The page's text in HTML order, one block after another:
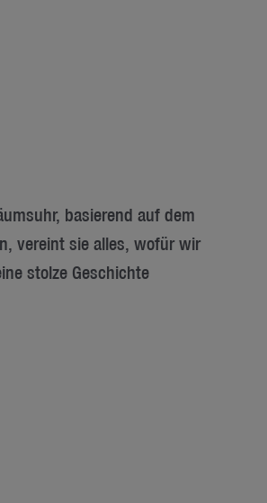
basierend auf dem
vereint sie alles, wofür wir
stolze Geschichte